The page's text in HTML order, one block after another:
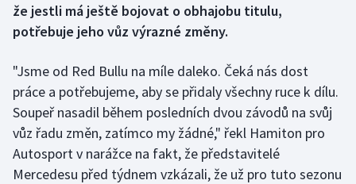
Florbal
Golf
Gymnastika
Házená
že jestli má ještě bojovat o obhajobu titulu,
potřebuje jeho vůz výrazné změny.
"Jsme od Red Bullu na míle daleko. Čeká nás dost
práce a potřebujeme, aby se přidaly všechny ruce k dílu.
Soupeř nasadil během posledních dvou závodů na svůj
vůz řadu změn, zatímco my žádné," řekl Hamiton pro
Autosport v narážce na fakt, že představitelé
Mercedesu před týdnem vzkázali, že už pro tuto sezonu